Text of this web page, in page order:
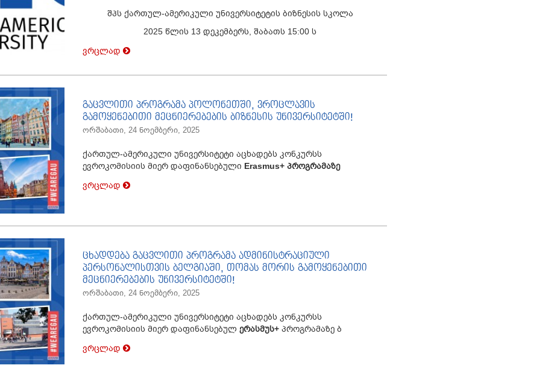
შპს ქართულ-ამერიკული უნივერსიტეტის ბიზნესის სკოლა
2025 წლის 13 დეკემბერს, შაბათს 15:00 ს
ვრცლად
გაცვლითი პროგრამა პოლონეთში, ვროცლავის
გამოყენებითი მეცნიერებების ბიზნესის უნივერსიტეტში!
ორშაბათი, 24 ნოემბერი, 2025
ქართულ-ამერიკული უნივერსიტეტი აცხადებს კონკურსს
ევროკომისიის მიერ დაფინანსებული Erasmus+ პროგრამაზე
ვრცლად
ცხადდება გაცვლითი პროგრამა ადმინისტრაციული
პერსონალისთვის ბელგიაში, თომას მორის გამოყენებითი
მეცნიერებების უნივერსიტეტში!
ორშაბათი, 24 ნოემბერი, 2025
ქართულ-ამერიკული უნივერსიტეტი აცხადებს კონკურსს
ევროკომისიის მიერ დაფინანსებულ ერასმუს+ პროგრამაზე ბ
ვრცლად